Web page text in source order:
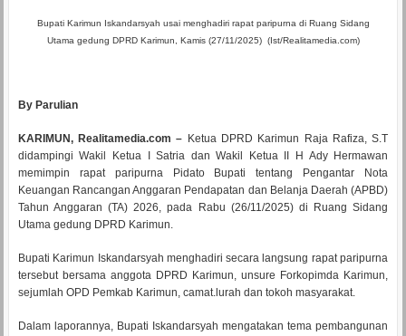
Bupati Karimun Iskandarsyah usai menghadiri rapat paripurna di Ruang Sidang
Utama gedung DPRD Karimun, Kamis (27/11/2025) (Ist/Realitamedia.com)
By Parulian
KARIMUN, Realitamedia.com – Ketua DPRD Karimun Raja Rafiza, S.T
didampingi Wakil Ketua I Satria dan Wakil Ketua II H Ady Hermawan
memimpin rapat paripurna Pidato Bupati tentang Pengantar Nota
Keuangan Rancangan Anggaran Pendapatan dan Belanja Daerah (APBD)
Tahun Anggaran (TA) 2026, pada Rabu (26/11/2025) di Ruang Sidang
Utama gedung DPRD Karimun.
Bupati Karimun Iskandarsyah menghadiri secara langsung rapat paripurna
tersebut bersama anggota DPRD Karimun, unsure Forkopimda Karimun,
sejumlah OPD Pemkab Karimun, camat.lurah dan tokoh masyarakat.
Dalam laporannya, Bupati Iskandarsyah mengatakan tema pembangunan